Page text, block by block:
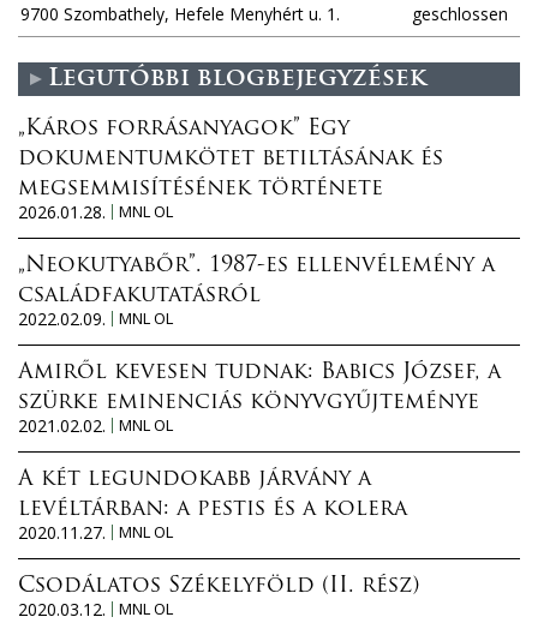
9700 Szombathely, Hefele Menyhért u. 1. geschlossen
Legutóbbi blogbejegyzések
„Káros forrásanyagok” Egy
dokumentumkötet betiltásának és
megsemmisítésének története
2026.01.28.
MNL OL
„Neokutyabőr”. 1987-es ellenvélemény a
családfakutatásról
2022.02.09.
MNL OL
Amiről kevesen tudnak: Babics József, a
szürke eminenciás könyvgyűjteménye
2021.02.02.
MNL OL
A két legundokabb járvány a
levéltárban: a pestis és a kolera
2020.11.27.
MNL OL
Csodálatos Székelyföld (II. rész)
2020.03.12.
MNL OL